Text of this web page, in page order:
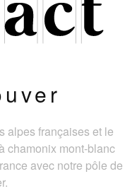
alpes françaises et le
chamonix mont-blanc
avec notre pôle de